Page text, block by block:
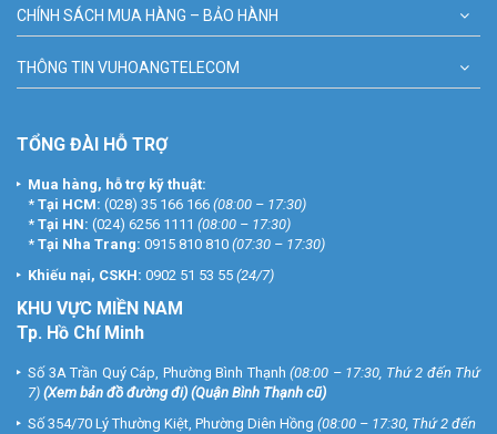
CHÍNH SÁCH MUA HÀNG – BẢO HÀNH
THÔNG TIN VUHOANGTELECOM
TỔNG ĐÀI HỖ TRỢ
Mua hàng, hỗ trợ kỹ thuật:
* Tại HCM: (028) 35 166 166 (08:00 – 17:30)
* Tại HN: (024) 6256 1111 (08:00 – 17:30)
* Tại Nha Trang: 0915 810 810 (07:30 – 17:30)
Khiếu nại, CSKH: 0902 51 53 55 (24/7)
KHU VỰC MIỀN NAM
Tp. Hồ Chí Minh
Số 3A Trần Quý Cáp, Phường Bình Thạnh (08:00 – 17:30, Thứ 2 đến Thứ
7) (Xem bản đồ đường đi) (Quận Bình Thạnh cũ)
Số 354/70 Lý Thường Kiệt, Phường Diên Hồng (08:00 – 17:30, Thứ 2 đến